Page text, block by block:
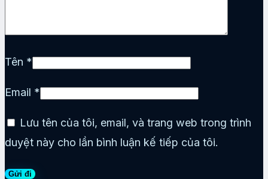
Tên *
Email *
Lưu tên của tôi, email, và trang web trong trình
duyệt này cho lần bình luận kế tiếp của tôi.